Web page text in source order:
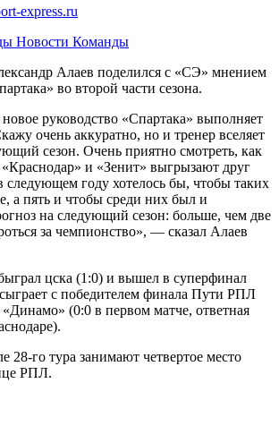
express.ru
Новости Команды
Алаев поделился с «СЭ» мнением
во второй части сезона.
руководство «Спартака» выполняет
очень аккуратно, но и тренер вселяет
сезон. Очень приятно смотреть, как
и «Зенит» выгрызают друг
следующем году хотелось бы, чтобы таких
а пять и чтобы среди них был и
на следующий сезон: больше, чем две
за чемпионство», — сказал Алаев
цска (1:0) и вышел в суперфинал
с победителем финала Пути РПЛ
(0:0 в первом матче, ответная
28-го тура занимают четвертое место
РПЛ.